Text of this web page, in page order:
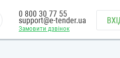
Замовити дзвінок
0 800 30 77 55
support@e-tender.ua